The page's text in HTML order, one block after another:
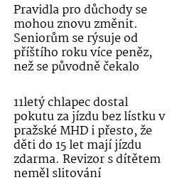
Pravidla pro důchody se
mohou znovu změnit.
Seniorům se rýsuje od
příštího roku více peněz,
než se původně čekalo
11letý chlapec dostal
pokutu za jízdu bez lístku v
pražské MHD i přesto, že
děti do 15 let mají jízdu
zdarma. Revizor s dítětem
neměl slitování